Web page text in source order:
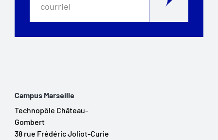
Campus Marseille
Technopôle Château-
Gombert
38 rue Frédéric Joliot-Curie